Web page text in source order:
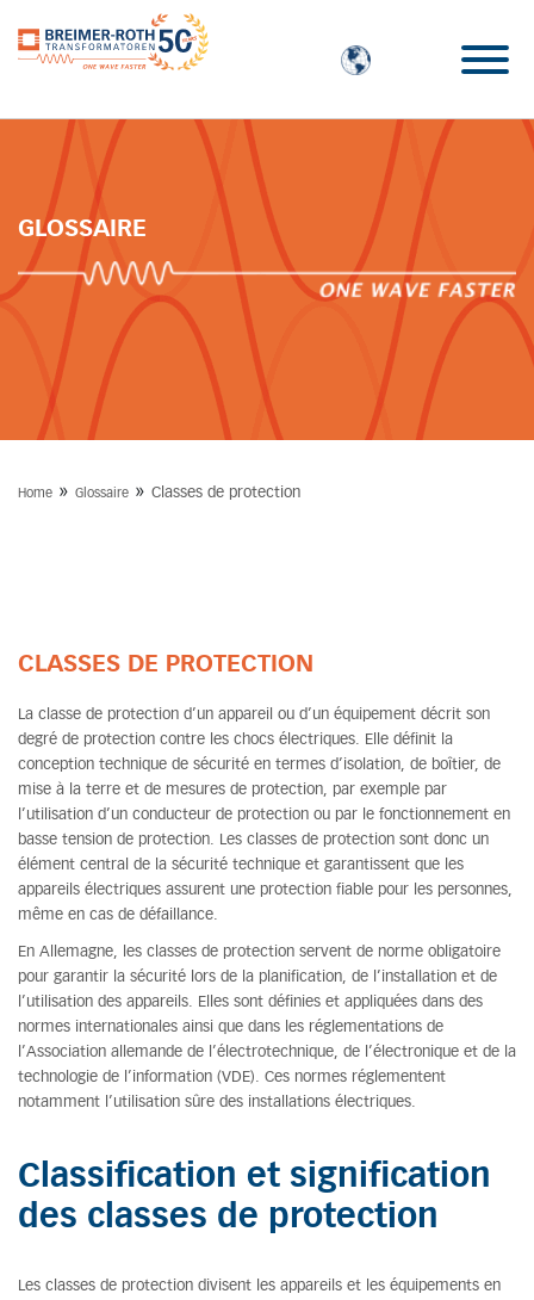
GLOSSAIRE
Home » Glossaire » Classes de protection
CLASSES DE PROTECTION
La classe de protection d’un appareil ou d’un équipement décrit son
degré de protection contre les chocs électriques. Elle définit la
conception technique de sécurité en termes d’isolation, de boîtier, de
mise à la terre et de mesures de protection, par exemple par
l’utilisation d’un conducteur de protection ou par le fonctionnement en
basse tension de protection. Les classes de protection sont donc un
élément central de la sécurité technique et garantissent que les
appareils électriques assurent une protection fiable pour les personnes,
même en cas de défaillance.
En Allemagne, les classes de protection servent de norme obligatoire
pour garantir la sécurité lors de la planification, de l’installation et de
l’utilisation des appareils. Elles sont définies et appliquées dans des
normes internationales ainsi que dans les réglementations de
l’Association allemande de l’électrotechnique, de l’électronique et de la
technologie de l’information (VDE). Ces normes réglementent
notamment l’utilisation sûre des installations électriques.
Classification et signification
des classes de protection
Les classes de protection divisent les appareils et les équipements en